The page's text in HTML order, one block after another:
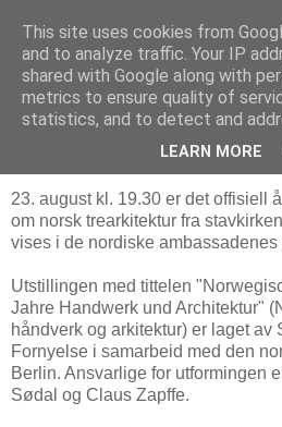
Arkitektur &
16 august 2006
Norske trebygg
23. august kl. 19.30 er det offisiell
om norsk trearkitektur fra
vises i de nordiske
Utstillingen med tittelen
Jahre Handwerk und Architektur"
håndverk og arkitektur) er laget av
Fornyelse i samarbeid med den
Berlin. Ansvarlige for utformingen
Sødal og Claus Zapffe.
This site uses cookies from
and to analyze traffic. Your IP
shared with Google along with
metrics to ensure quality of
statistics, and to detect and
LEARN MORE